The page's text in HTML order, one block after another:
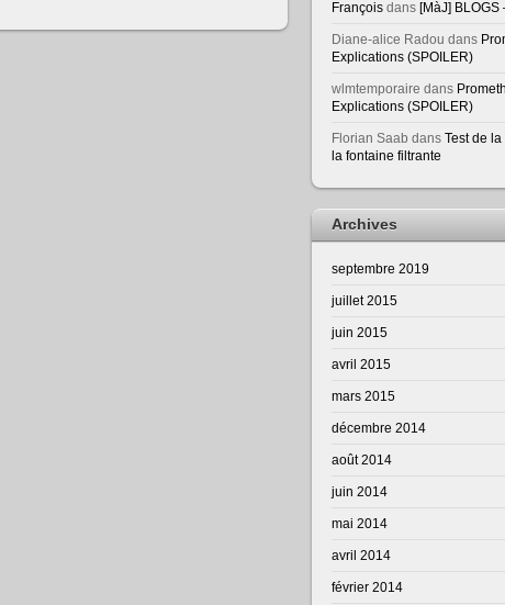
François dans [MàJ] BLOGS
Diane-alice Radou dans
Explications (SPOILER)
wlmtemporaire dans
Explications (SPOILER)
Florian Saab dans Test de la
la fontaine filtrante
Archives
septembre 2019
juillet 2015
juin 2015
avril 2015
mars 2015
décembre 2014
août 2014
juin 2014
mai 2014
avril 2014
février 2014